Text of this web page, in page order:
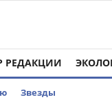
РЕДАКЦИИ
Звезды